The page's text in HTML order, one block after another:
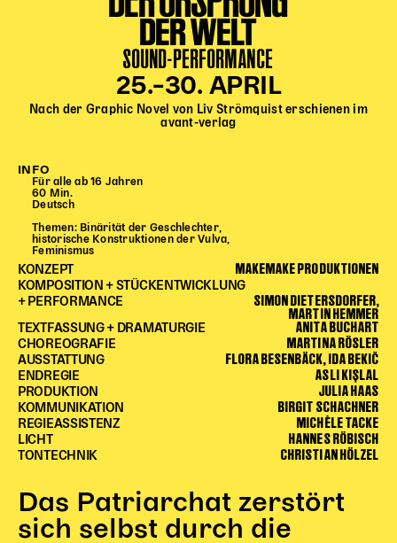
Dramaturgie + Stadt
Theaterwerkstätten
PÄDAGOGIK
Begleitmaterial
TheaterPaket
Partnerklasse + Partnerschule
Schulabenteuernacht
Probenklasse
Theaterklasse
Vorstellungen für pädagogische Institutionen
Angebote für Pädagog*innen
PädagogikClub
Sommerfest
Open House
DIGITALE BÜHNE
DER WELT
SOUND-PERFORMANCE
25.–30. APRIL
Nach der Graphic Novel von Liv Strömquist erschienen im
avant-verlag
INFO
Für alle ab 16 Jahren
60 Min.
Deutsch
Themen: Binärität der Geschlechter,
historische Konstruktionen der Vulva,
Feminismus
KONZEPT MAKEMAKE PRODUKTIONEN
KOMPOSITION + STÜCKENTWICKLUNG
+ PERFORMANCE
SIMON DIETERSDORFER,
MARTIN HEMMER
TEXTFASSUNG + DRAMATURGIE ANITA BUCHART
CHOREOGRAFIE MARTINA RÖSLER
AUSSTATTUNG FLORA BESENBÄCK, IDA BEKIČ
ENDREGIE ASLI KIŞLAL
PRODUKTION JULIA HAAS
KOMMUNIKATION BIRGIT SCHACHNER
REGIEASSISTENZ MICHÈLE TACKE
LICHT HANNES RÖBISCH
TONTECHNIK CHRISTIAN HÖLZEL
Das Patriarchat zerstört
sich selbst durch die